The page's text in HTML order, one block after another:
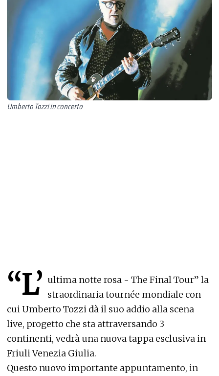
Umberto Tozzi in concerto
“L’ ultima notte rosa - The Final Tour” la
straordinaria tournée mondiale con
cui Umberto Tozzi dà il suo addio alla scena
live, progetto che sta attraversando 3
continenti, vedrà una nuova tappa esclusiva in
Friuli Venezia Giulia.
Questo nuovo importante appuntamento, in